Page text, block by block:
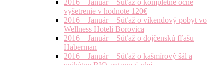
2016 – Január – Súťaž o kompletné očné
vyšetrenie v hodnote 120€
2016 – Január – Súťaž o víkendový pobyt vo
Wellness Hoteli Borovica
2016 – Január – Súťaž o dojčenskú fľašu
Haberman
2016 – Január – Súťaž o kašmírový šál a